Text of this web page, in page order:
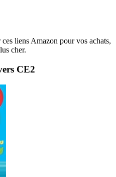
liens Amazon pour vos achats,
cher.
CE2